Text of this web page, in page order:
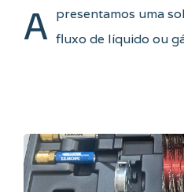
A presentamos uma
fluxo de líquido ou